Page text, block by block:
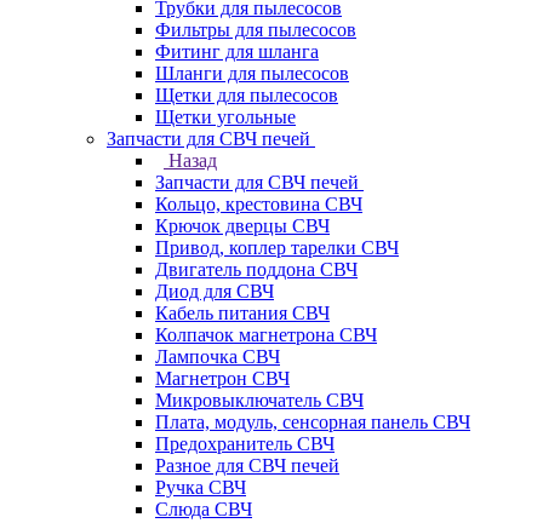
Трубки для пылесосов
Фильтры для пылесосов
Фитинг для шланга
Шланги для пылесосов
Щетки для пылесосов
Щетки угольные
Запчасти для СВЧ печей
Назад
Запчасти для СВЧ печей
Кольцо, крестовина СВЧ
Крючок дверцы СВЧ
Привод, коплер тарелки СВЧ
Двигатель поддона СВЧ
Диод для СВЧ
Кабель питания СВЧ
Колпачок магнетрона СВЧ
Лампочка СВЧ
Магнетрон СВЧ
Микровыключатель СВЧ
Плата, модуль, сенсорная панель СВЧ
Предохранитель СВЧ
Разное для СВЧ печей
Ручка СВЧ
Слюда СВЧ